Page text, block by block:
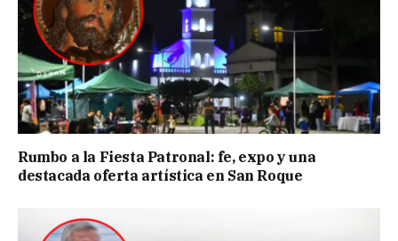
Rumbo a la Fiesta Patronal: fe, expo y una
destacada oferta artística en San Roque